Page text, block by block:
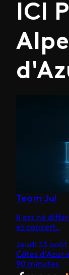
ICI
Team Jul
Il est né
et concert.
Jeudi 13 août
Côtes d'Azur
90 minutes